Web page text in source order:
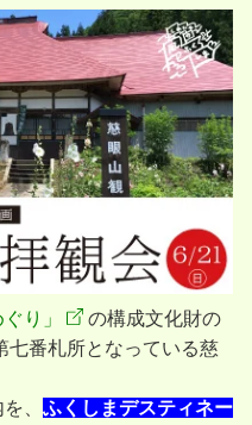
a
t
i
o
n
り」
の構成文化財の
七番札所となっている慈
、 ふくしまデスティネー